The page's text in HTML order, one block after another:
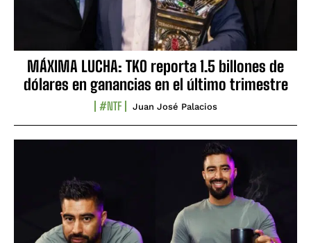
MÁXIMA LUCHA: TKO reporta 1.5 billones de
dólares en ganancias en el último trimestre
#NTF Juan José Palacios